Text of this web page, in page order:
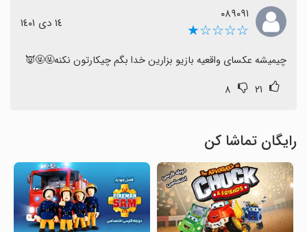
۰۸۹۰۹۱
☆☆☆☆★ ١٤ دی ١٤٠١
چیمیشه عکسای واقعیه بازیو بزارین خدا بگم چیکارتون نکنه🤬🤬👿
۲۱ ۸
رایگان تماشا کن